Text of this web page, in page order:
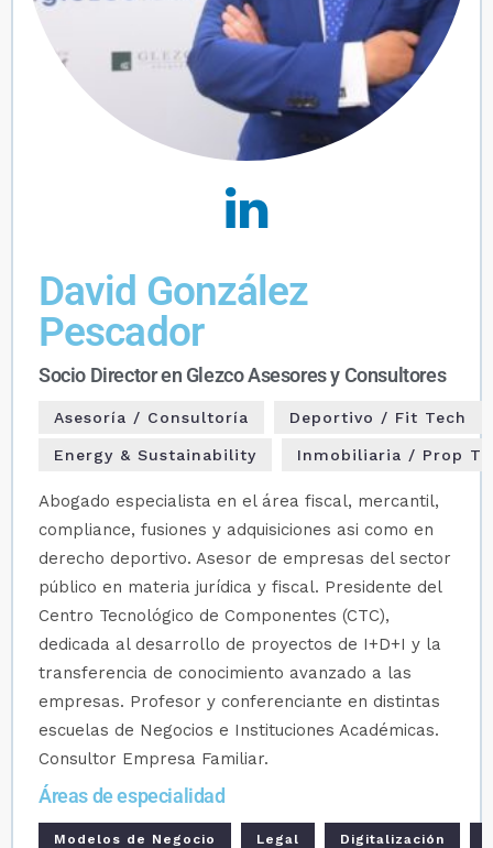
David González
Pescador
Socio Director en Glezco Asesores y Consultores
Asesoría / Consultoría Deportivo / Fit Tech
Energy & Sustainability Inmobiliaria / Prop
Abogado especialista en el área fiscal, mercantil,
compliance, fusiones y adquisiciones asi como en
derecho deportivo. Asesor de empresas del sector
público en materia jurídica y fiscal. Presidente del
Centro Tecnológico de Componentes (CTC),
dedicada al desarrollo de proyectos de I+D+I y la
transferencia de conocimiento avanzado a las
empresas. Profesor y conferenciante en distintas
escuelas de Negocios e Instituciones Académicas.
Consultor Empresa Familiar.
Áreas de especialidad
Modelos de Negocio Legal Digitalización